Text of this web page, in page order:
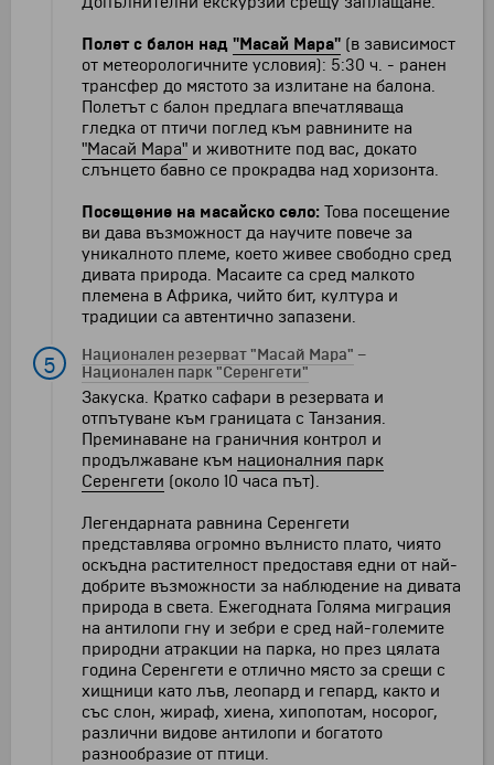
Полет с балон над "Масай Мара" (в зависимост
от метеорологичните условия): 5:30 ч. - ранен
трансфер до мястото за излитане на балона.
Полетът с балон предлага впечатляваща
гледка от птичи поглед към равнините на
"Масай Мара" и животните под вас, докато
слънцето бавно се прокрадва над хоризонта.
Посещение на масайско село: Това посещение
ви дава възможност да научите повече за
уникалното племе, което живее свободно сред
дивата природа. Масаите са сред малкото
племена в Африка, чийто бит, култура и
традиции са автентично запазени.
5 Национален резерват "Масай Мара" –
Национален парк "Серенгети"
Закуска. Кратко сафари в резервата и
отпътуване към границата с Танзания.
Преминаване на граничния контрол и
продължаване към националния парк
Серенгети (около 10 часа път).
Легендарната равнина Серенгети
представлява огромно вълнисто плато, чиято
оскъдна растителност предоставя едни от най-
добрите възможности за наблюдение на дивата
природа в света. Ежегодната Голяма миграция
на антилопи гну и зебри е сред най-големите
природни атракции на парка, но през цялата
година Серенгети е отлично място за срещи с
хищници като лъв, леопард и гепард, както и
със слон, жираф, хиена, хипопотам, носорог,
различни видове антилопи и богатото
разнообразие от птици.